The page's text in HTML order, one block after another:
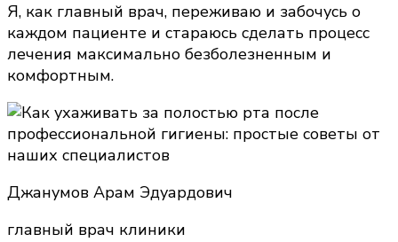
Я, как главный врач, переживаю и забочусь о
каждом пациенте и стараюсь сделать процесс
лечения максимально безболезненным и
комфортным.
Джанумов Арам Эдуардович
главный врач клиники